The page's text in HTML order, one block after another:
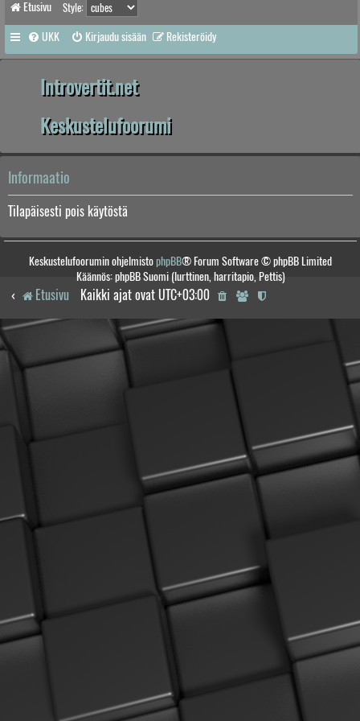
Etusivu Style:
UKK Kirjaudu sisään Rekisteröidy
Introvertit.net
Keskustelufoorumi
Informaatio
Tilapäisesti pois käytöstä
Keskustelufoorumin ohjelmistophpBB® Forum Software © phpBB Limited
Käännös: phpBB Suomi (lurttinen, harritapio, Pettis)
Etusivu Kaikki ajat ovat UTC+03:00